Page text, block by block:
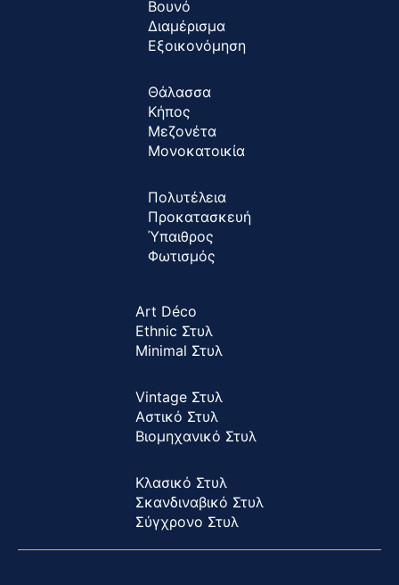
Βουνό
Διαμέρισμα
Εξοικονόμηση
Θάλασσα
Κήπος
Μεζονέτα
Μονοκατοικία
Πολυτέλεια
Προκατασκευή
Ύπαιθρος
Φωτισμός
Art Déco
Ethnic Στυλ
Minimal Στυλ
Vintage Στυλ
Αστικό Στυλ
Βιομηχανικό Στυλ
Κλασικό Στυλ
Σκανδιναβικό Στυλ
Σύγχρονο Στυλ